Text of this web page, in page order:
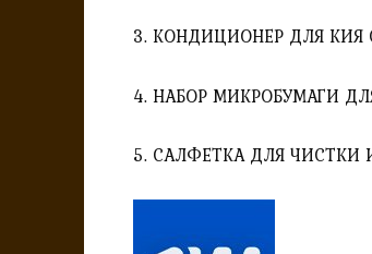
3. КОНДИЦИОНЕР ДЛЯ КИЯ
4. НАБОР МИКРОБУМАГИ
5. САЛФЕТКА ДЛЯ